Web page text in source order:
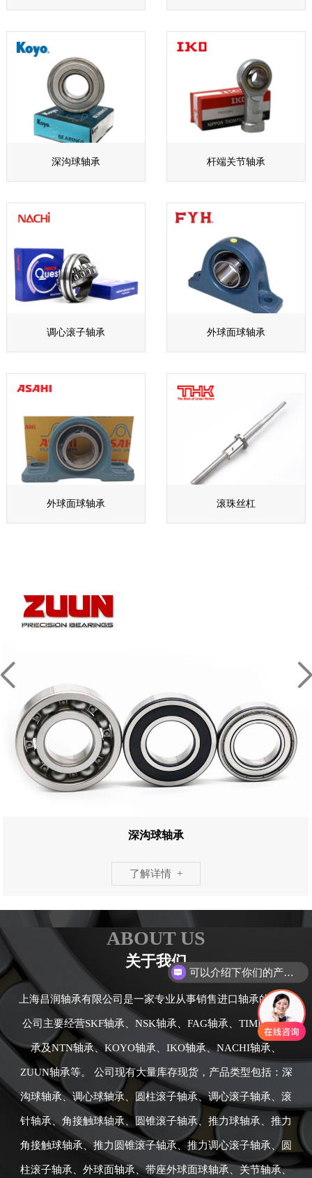
深沟球轴承 杆端关节轴承
调心滚子轴承 外球面球轴承
外球面球轴承 滚珠丝杠
深沟球轴承
了解详情 +
ABOUT US
关于我们
上海昌润轴承有限公司是一家专业从事销售进口轴承的公司,
公司主要经营SKF轴承、NSK轴承、FAG轴承、TIMKEN轴
承及NTN轴承、KOYO轴承、IKO轴承、NACHI轴承、
ZUUN轴承等。 公司现有大量库存现货，产品类型包括：深
沟球轴承、调心球轴承、圆柱滚子轴承、调心滚子轴承、滚
针轴承、角接触球轴承、圆锥滚子轴承、推力球轴承、推力
角接触球轴承、推力圆锥滚子轴承、推力调心滚子轴承、圆
柱滚子轴承、外球面轴承、带座外球面球轴承、关节轴承、
可以介绍下你们的产品么